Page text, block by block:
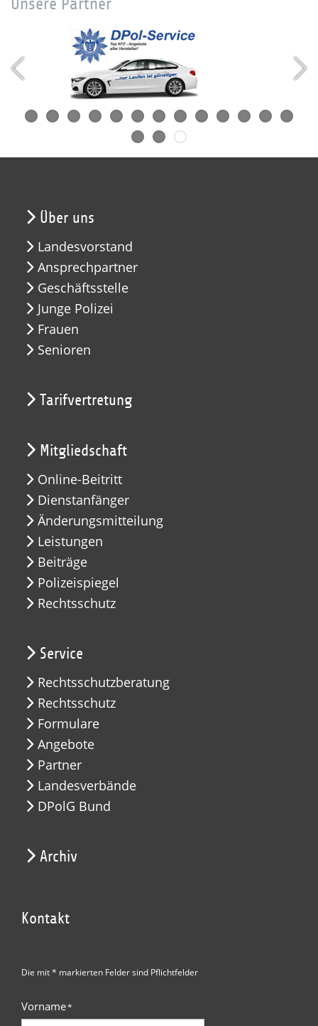
Über uns
Landesvorstand
Ansprechpartner
Geschäftsstelle
Junge Polizei
Frauen
Senioren
Tarifvertretung
Mitgliedschaft
Online-Beitritt
Dienstanfänger
Änderungsmitteilung
Leistungen
Beiträge
Polizeispiegel
Rechtsschutz
Service
Rechtsschutzberatung
Rechtsschutz
Formulare
Angebote
Partner
Landesverbände
DPolG Bund
Archiv
Kontakt
Die mit * markierten Felder sind Pflichtfelder
Vorname*